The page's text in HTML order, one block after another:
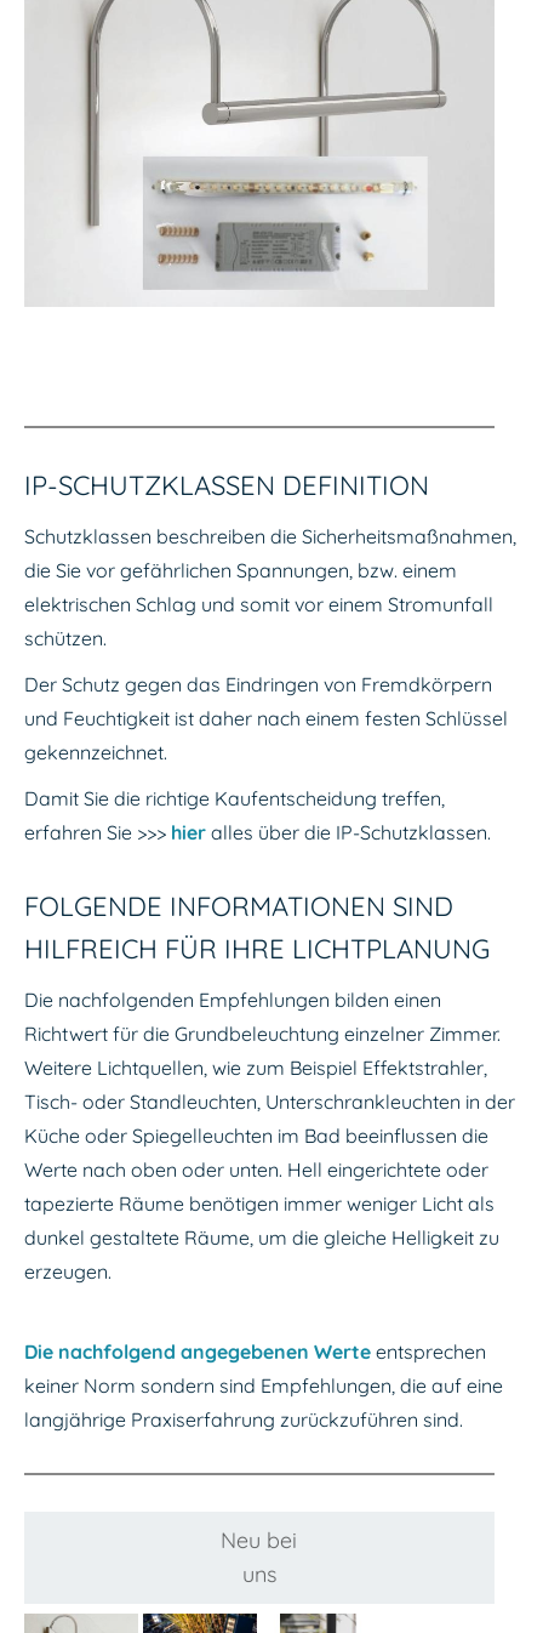
IP-SCHUTZKLASSEN DEFINITION
Schutzklassen beschreiben die Sicherheitsmaßnahmen,
die Sie vor gefährlichen Spannungen, bzw. einem
elektrischen Schlag und somit vor einem Stromunfall
schützen.
Der Schutz gegen das Eindringen von Fremdkörpern
und Feuchtigkeit ist daher nach einem festen Schlüssel
gekennzeichnet.
Damit Sie die richtige Kaufentscheidung treffen,
erfahren Sie >>> hier alles über die IP-Schutzklassen.
FOLGENDE INFORMATIONEN SIND
HILFREICH FÜR IHRE LICHTPLANUNG
Die nachfolgenden Empfehlungen bilden einen
Richtwert für die Grundbeleuchtung einzelner Zimmer.
Weitere Lichtquellen, wie zum Beispiel Effektstrahler,
Tisch- oder Standleuchten, Unterschrankleuchten in der
Küche oder Spiegelleuchten im Bad beeinflussen die
Werte nach oben oder unten. Hell eingerichtete oder
tapezierte Räume benötigen immer weniger Licht als
dunkel gestaltete Räume, um die gleiche Helligkeit zu
erzeugen.
Die nachfolgend angegebenen Werte entsprechen
keiner Norm sondern sind Empfehlungen, die auf eine
langjährige Praxiserfahrung zurückzuführen sind.
Neu bei
uns